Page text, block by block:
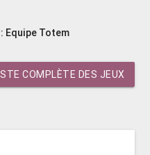
Equipe Totem
COMPLÈTE DES JEUX